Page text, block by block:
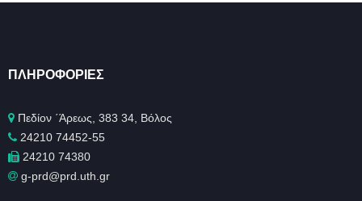
ΠΛΗΡΟΦΟΡΊΕΣ
Πεδίον ΄Άρεως, 383 34, Βόλος
24210 74452-55
24210 74380
g-prd@prd.uth.gr